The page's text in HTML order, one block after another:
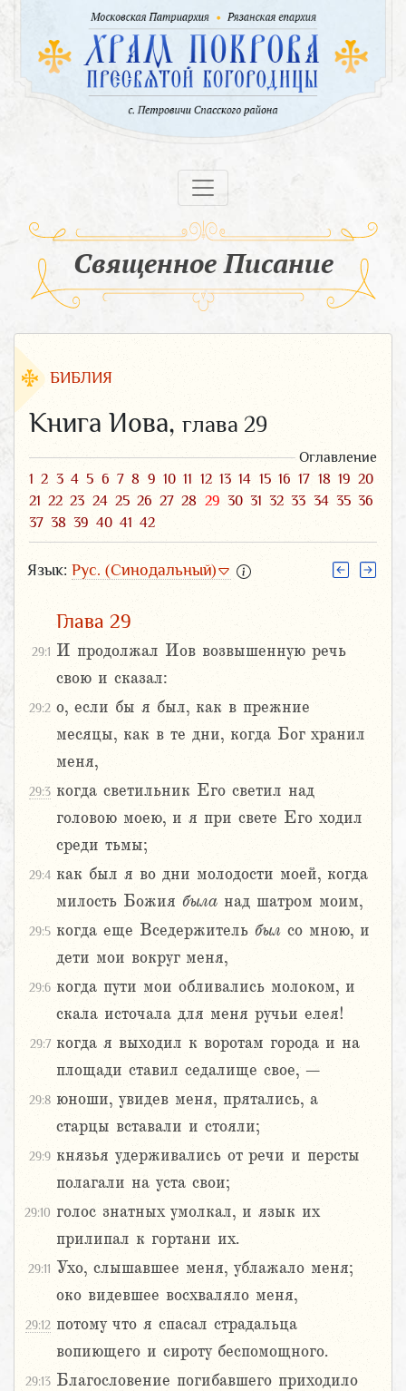
Священное Писание
БИБЛИЯ
Книга Иова, глава 29
Оглавление
1 2 3 4 5 6 7 8 9 10 11 12 13 14 15 16 17 18 19 20
21 22 23 24 25 26 27 28 29 30 31 32 33 34 35 36
37 38 39 40 41 42
Язык: Рус. (Синодальный)
Глава 29
29:1 И продолжал Иов возвышенную речь
свою и сказал:
29:2 о, если бы я был, как в прежние
месяцы, как в те дни, когда Бог хранил
меня,
29:3 когда светильник Его светил над
головою моею, и я при свете Его ходил
среди тьмы;
29:4 как был я во дни молодости моей, когда
милость Божия была над шатром моим,
29:5 когда еще Вседержитель был со мною, и
дети мои вокруг меня,
29:6 когда пути мои обливались молоком, и
скала источала для меня ручьи елея!
29:7 когда я выходил к воротам города и на
площади ставил седалище свое, –
29:8 юноши, увидев меня, прятались, а
старцы вставали и стояли;
29:9 князья удерживались от речи и персты
полагали на уста свои;
29:10 голос знатных умолкал, и язык их
прилипал к гортани их.
29:11
Ухо, слышавшее меня, ублажало меня;
око видевшее восхваляло меня,
29:12 потому что я спасал страдальца
вопиющего и сироту беспомощного.
29:13 Благословение погибавшего приходило